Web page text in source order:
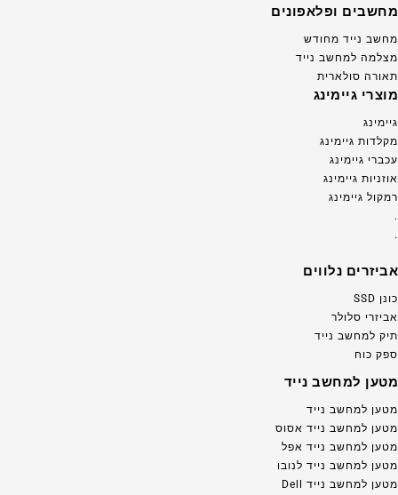
מחשבים ופלאפונים
מחשב נייד מחודש
מצלמה למחשב נייד
תאורה סולארית
מוצרי גיימינג
גיימינג
מקלדות גיימינג
עכברי גיימינג
אוזניות גיימינג
רמקול גיימינג
.
.
אביזרים נלווים
כונן SSD
אביזרי סלולר
תיק למחשב נייד
ספק כוח
מטען למחשב נייד
מטען למחשב נייד
מטען למחשב נייד אסוס
מטען למחשב נייד אפל
מטען למחשב נייד לנובו
מטען למחשב נייד Dell